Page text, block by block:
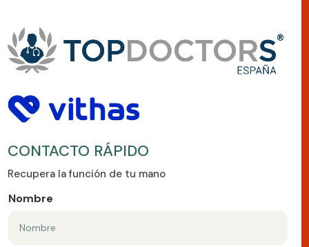
CONTACTO RÁPIDO
Recupera la función de tu mano
Nombre